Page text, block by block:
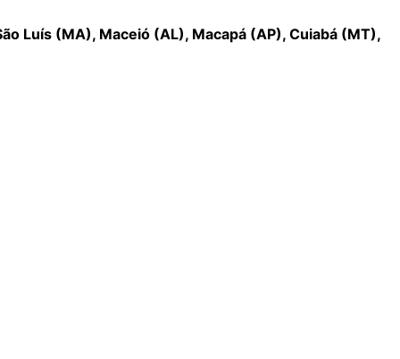
Luís (MA), Maceió (AL), Macapá (AP), Cuiabá (MT),